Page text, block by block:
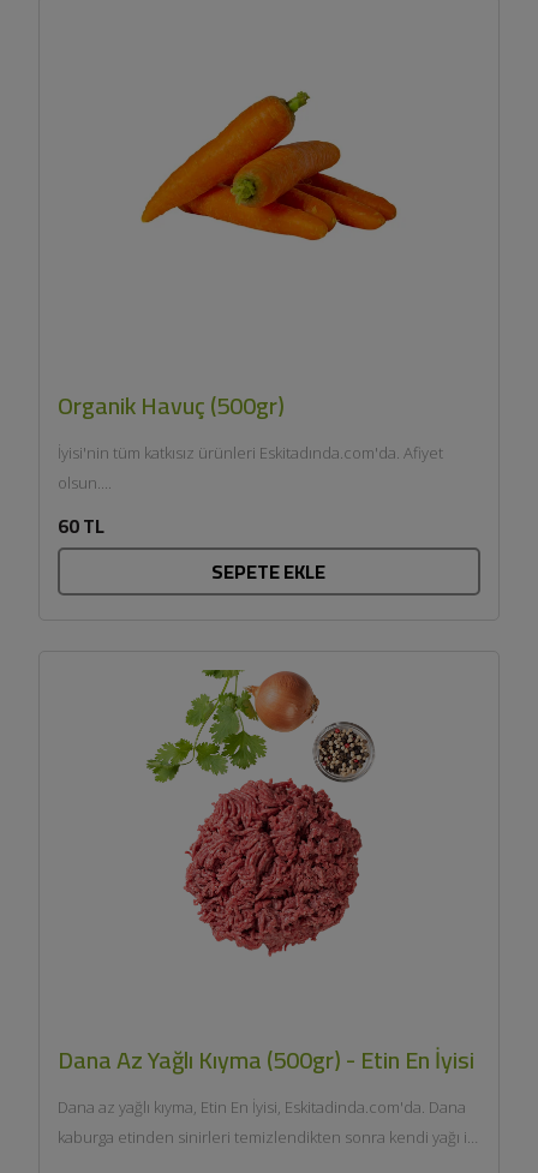
Organik Havuç (500gr)
İyisi'nin tüm katkısız ürünleri Eskitadında.com'da. Afiyet
olsun....
60 TL
SEPETE EKLE
Dana Az Yağlı Kıyma (500gr) - Etin En İyisi
Dana az yağlı kıyma, Etin En İyisi, Eskitadinda.com'da. Dana
kaburga etinden sinirleri temizlendikten sonra kendi yağı ile